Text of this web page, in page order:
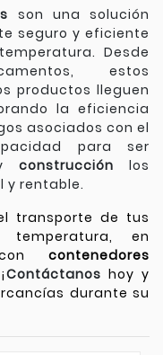
son una solución
seguro y eficiente
Desde
estos
productos lleguen
la eficiencia
asociados con el
para ser
construcción los
y rentable.
transporte de tus
en
con contenedores
Contáctanos hoy y
durante su